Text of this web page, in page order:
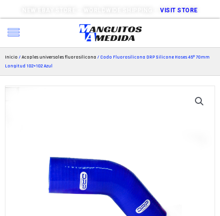
NEW EBAY STORE – WORLDWIDE SHIPPING –VISIT STORE
Inicio /Acoples universales fluorosilicona / Codo Fluorosilicona DRP Silicone Hoses 45º 70mm
Longitud 102×102 Azul